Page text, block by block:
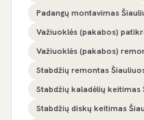
Padangų montavimas
Važiuoklės (pakabos)
Važiuoklės (pakabos)
Stabdžių remontas
Stabdžių kaladėlių keitimas
Stabdžių diskų keitimas